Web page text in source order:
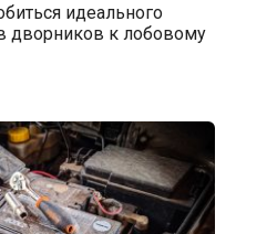
идеального
дворников к лобовому